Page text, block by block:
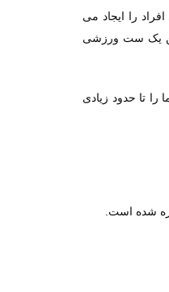
را ایجاد می
یک ست ورزشی
تا حدود زیادی
شده است.